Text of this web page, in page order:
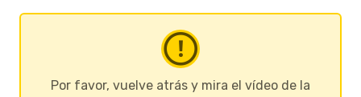
Por favor, vuelve atrás y mira el vídeo de la